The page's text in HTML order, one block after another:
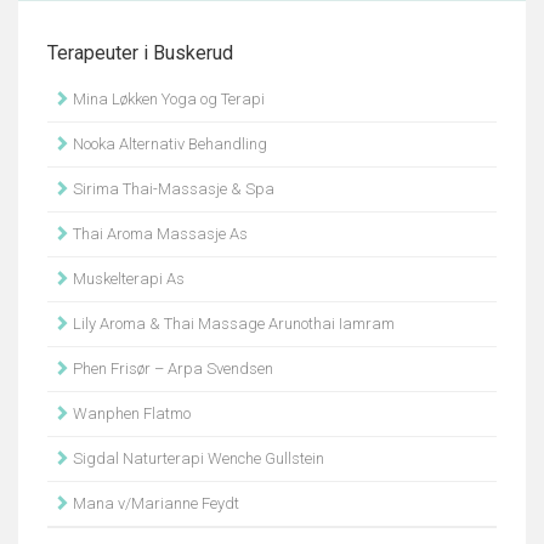
Terapeuter i Buskerud
Mina Løkken Yoga og Terapi
Nooka Alternativ Behandling
Sirima Thai-Massasje & Spa
Thai Aroma Massasje As
Muskelterapi As
Lily Aroma & Thai Massage Arunothai Iamram
Phen Frisør – Arpa Svendsen
Wanphen Flatmo
Sigdal Naturterapi Wenche Gullstein
Mana v/Marianne Feydt